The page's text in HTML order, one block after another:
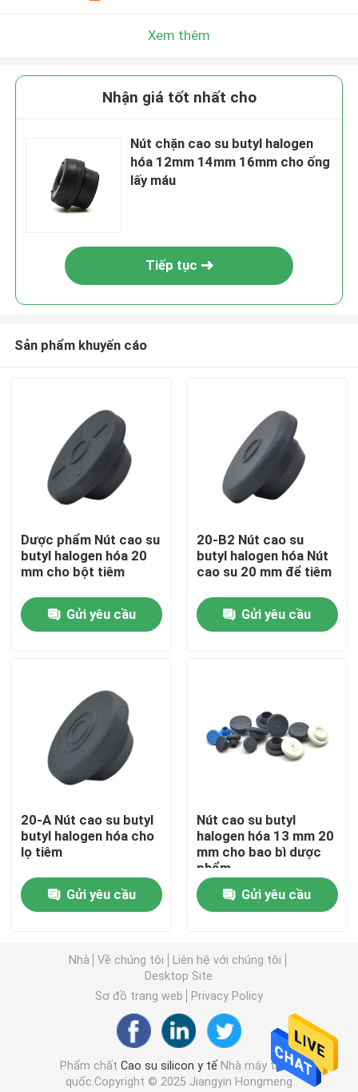
Nhà
Về chúng tôi
Tham quan nhà máy
Kiểm soát chất lượng
Liên hệ chúng tôi
Nút cao su y tế
Pít tông ống tiêm cao su
Xem thêm
Nhận giá tốt nhất cho
Nút chặn cao su butyl halogen
hóa 12mm 14mm 16mm cho ống
lấy máu
Tiếp tục
Sản phẩm khuyến cáo
Dược phẩm Nút cao su
butyl halogen hóa 20
mm cho bột tiêm
Gửi yêu cầu
20-B2 Nút cao su
butyl halogen hóa Nút
cao su 20 mm để tiêm
Gửi yêu cầu
20-A Nút cao su butyl
butyl halogen hóa cho
lọ tiêm
Gửi yêu cầu
Nút cao su butyl
halogen hóa 13 mm 20
mm cho bao bì dược
phẩm
Gửi yêu cầu
Nhà Về chúng tôi
Liên hệ với chúng tôi
Desktop Site
Sơ đồ trang web
Privacy Policy
Phẩm chất Cao su silicon y tếNhà máy trung
quốc.Copyright © 2025 Jiangyin Hongmeng